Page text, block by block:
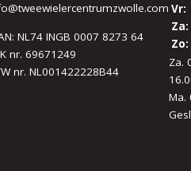
NL74 INGB 0007 8273 64
nr. 69671249
nr. NL001422228B44
Vr:
Za:
Zo:
Za.
Ma.